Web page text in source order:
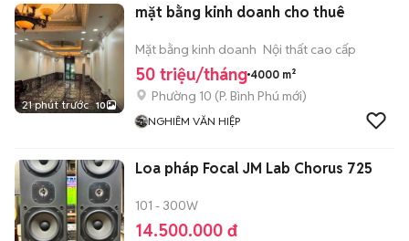
21 phút trước 10
mặt bằng kinh doanh cho thuê
Mặt bằng kinh doanh Nội thất cao cấp
50 triệu/tháng 4000 m²
Phường 10 (P. Bình Phú mới)
NGHIÊM VĂN HIỆP
Loa pháp Focal JM Lab Chorus 725
101 - 300W
14.500.000 đ